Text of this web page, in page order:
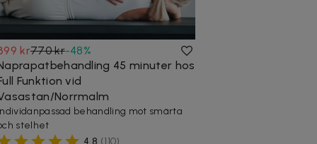
kr770 kr-48%
45 minuter hos
Funktion vid
Norrmalm
behandling mot smärta
stelhet
4,8 (110)